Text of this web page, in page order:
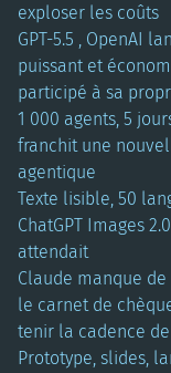
exploser les coûts
GPT-5.5 , OpenAI
puissant et
participé à sa
1 000 agents, 5
franchit une
agentique
Texte lisible, 50
ChatGPT Images
attendait
Claude manque
le carnet de
tenir la cadence
Prototype, slides,